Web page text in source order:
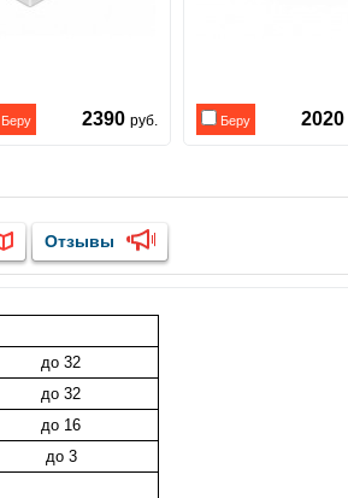
Беру 2390 руб. Беру 2020
Отзывы
до 32
до 32
до 16
до 3